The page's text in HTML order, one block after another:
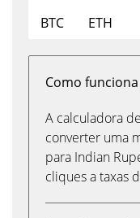
BTC
ETH
Como funciona
A calculadora
converter uma
para Indian
cliques a taxas